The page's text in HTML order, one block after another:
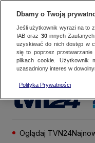
Oglądaj TVN24
Dbamy o Twoją
Jeśli użytkownik wyrazi na to
IAB oraz 30innych
uzyskiwać do nich dostęp w
się to poprzez
plikach cookie. Użytkownik
uzasadniony interes w
Polityka Prywatności